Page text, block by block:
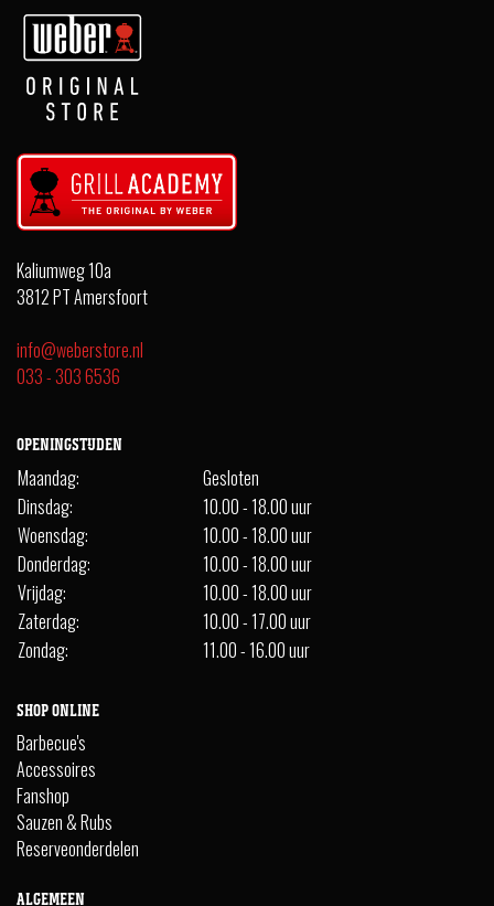
Kaliumweg 10a
3812 PT Amersfoort
info@weberstore.nl
033 - 303 6536
OPENINGSTIJDEN
Maandag:
Gesloten
Dinsdag:
10.00 - 18.00 uur
Woensdag:
10.00 - 18.00 uur
Donderdag:
10.00 - 18.00 uur
Vrijdag:
10.00 - 18.00 uur
Zaterdag:
10.00 - 17.00 uur
Zondag:
11.00 - 16.00 uur
SHOP ONLINE
Barbecue's
Accessoires
Fanshop
Sauzen & Rubs
Reserveonderdelen
ALGEMEEN